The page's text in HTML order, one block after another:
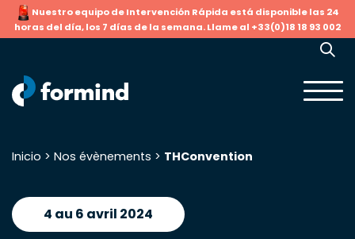
Nuestro equipo de Intervención Rápida está disponible las 24
horas del día, los 7 días de la semana. Llame al +33(0)18 18 93 002
Inicio > Nos évènements > THConvention
4 au 6 avril 2024